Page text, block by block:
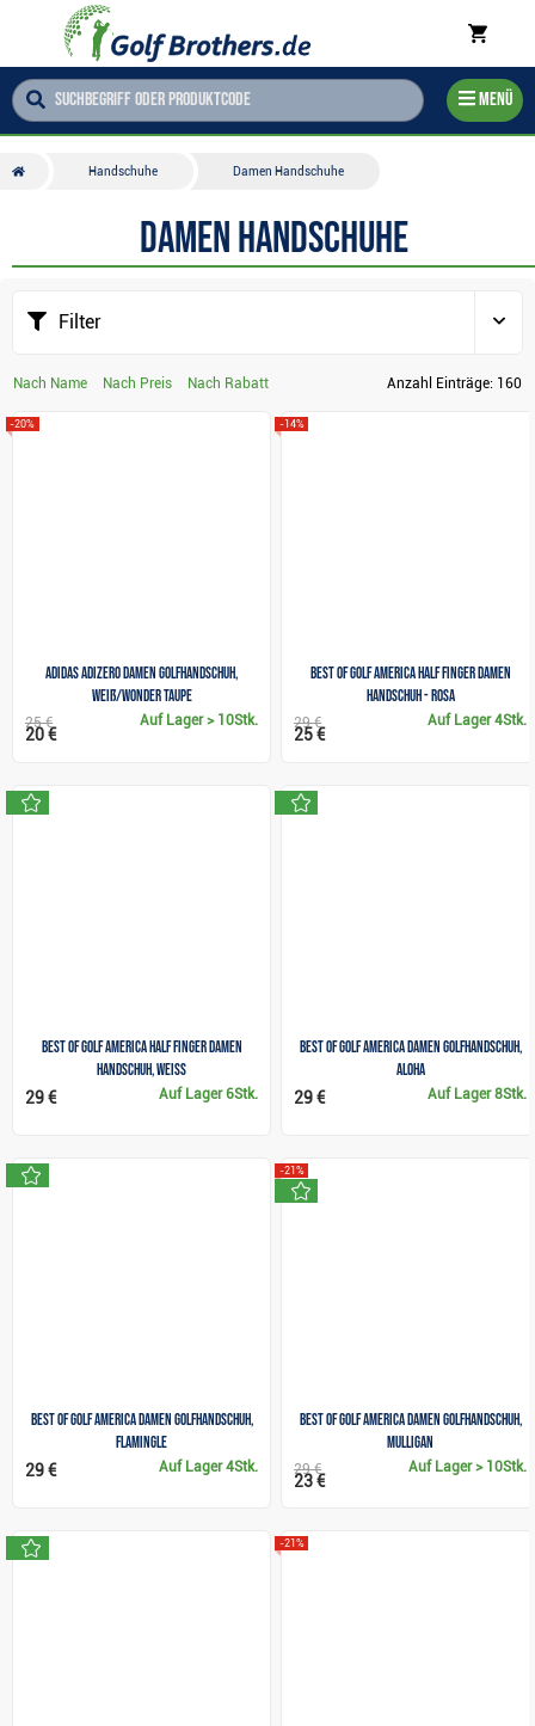
Menü
Handschuhe Damen Handschuhe
Damen Handschuhe
Filter
Nach Name Nach Preis Nach Rabatt Anzahl Einträge: 160
Adidas Adizero Damen Golfhandschuh,
weiß/wonder taupe
-20%
Auf Lager> 10Stk.
25 €
20 €
Best of Golf America Half Finger Damen
Handschuh - rosa
-14%
Auf Lager4Stk.
29 €
25 €
Best of Golf America Half Finger Damen
Handschuh, weiss
Auf Lager6Stk.
29 €
Best of golf America Damen Golfhandschuh,
Aloha
Auf Lager8Stk.
29 €
Best of golf America Damen Golfhandschuh,
flamingle
Auf Lager4Stk.
29 €
Best of golf America Damen Golfhandschuh,
mulligan
-21%
Auf Lager> 10Stk.
29 €
23 €
-21%